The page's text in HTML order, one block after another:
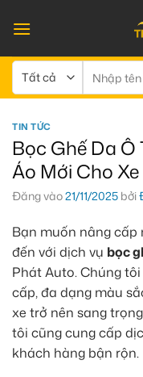
qua
dung
kiếm:
TIN TỨC
Bọc Ghế Da Ô
Áo Mới Cho Xe
Đăng vào21/11/2025 bởi
Bạn muốn nâng cấp
đến với dịch vụ bọc
Phát Auto. Chúng
cấp, đa dạng màu
xe trở nên sang
tôi cũng cung cấp
khách hàng bận rộn.